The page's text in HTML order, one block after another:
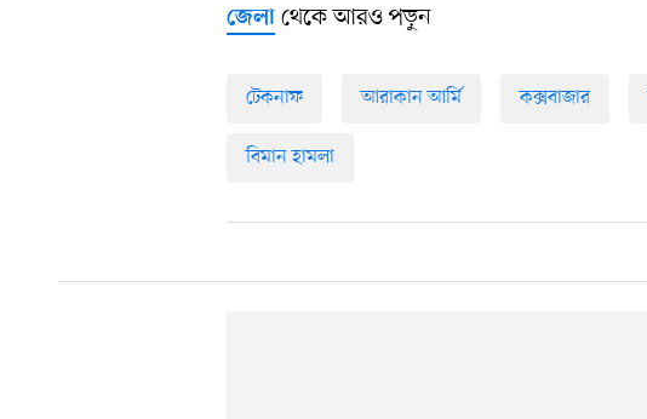
জেলা থেকে আরও পড়ুন
টেকনাফ আরাকান আর্মি কক্সবাজার
বিমান হামলা